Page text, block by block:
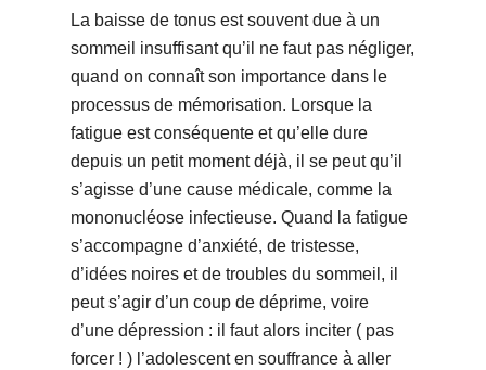
La baisse de tonus est souvent due à un
sommeil insuffisant qu’il ne faut pas négliger,
quand on connaît son importance dans le
processus de mémorisation. Lorsque la
fatigue est conséquente et qu’elle dure
depuis un petit moment déjà, il se peut qu’il
s’agisse d’une cause médicale, comme la
mononucléose infectieuse. Quand la fatigue
s’accompagne d’anxiété, de tristesse,
d’idées noires et de troubles du sommeil, il
peut s’agir d’un coup de déprime, voire
d’une dépression : il faut alors inciter ( pas
forcer ! ) l’adolescent en souffrance à aller